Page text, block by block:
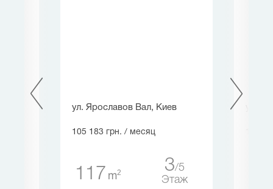
ул. Ярославов Вал, Киев
105 183 грн. / месяц
117 m2 3 5
Этаж